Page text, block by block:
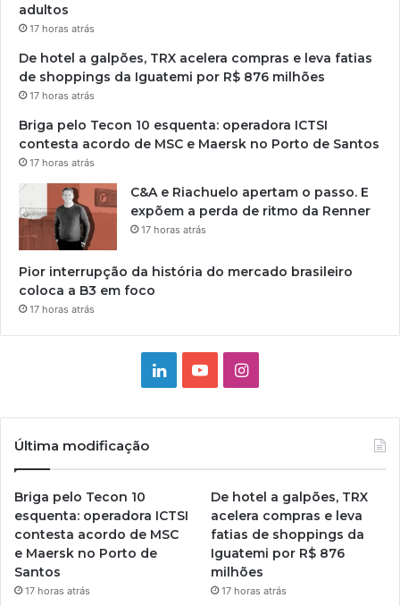
adultos
17 horas atrás
De hotel a galpões, TRX acelera compras e leva fatias
de shoppings da Iguatemi por R$ 876 milhões
17 horas atrás
Briga pelo Tecon 10 esquenta: operadora ICTSI
contesta acordo de MSC e Maersk no Porto de Santos
17 horas atrás
C&A e Riachuelo apertam o passo. E
expõem a perda de ritmo da Renner
17 horas atrás
Pior interrupção da história do mercado brasileiro
coloca a B3 em foco
17 horas atrás
LinkedinYouTubeInstagram
Última modificação
Briga pelo Tecon 10
esquenta: operadora ICTSI
contesta acordo de MSC
e Maersk no Porto de
Santos
17 horas atrás
De hotel a galpões, TRX
acelera compras e leva
fatias de shoppings da
Iguatemi por R$ 876
milhões
17 horas atrás